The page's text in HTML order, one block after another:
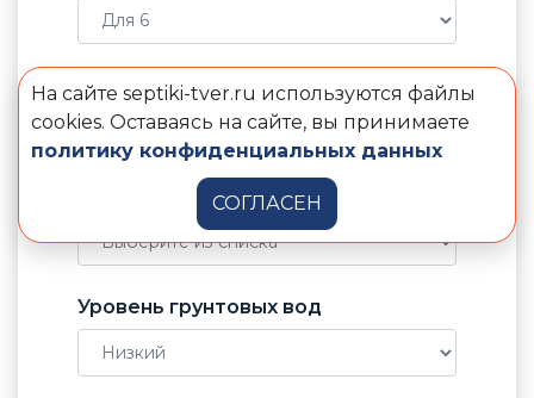
Отвод воды от септика
Электричество в доме
Уровень грунтовых вод
На сайте septiki-tver.ru используются файлы
cookies. Оставаясь на сайте, вы принимаете
политику конфиденциальных данных
СОГЛАСЕН